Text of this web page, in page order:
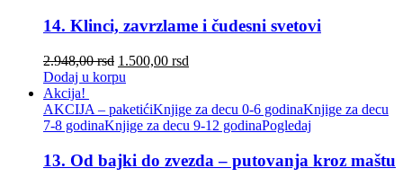
14. Klinci, zavrzlame i čudesni svetovi
2.948,00rsd 1.500,00 rsd
Dodaj u korpu
Akcija!
AKCIJA – paketićiKnjige za decu 0-6 godinaKnjige za decu
7-8 godinaKnjige za decu 9-12 godinaPogledaj
13. Od bajki do zvezda – putovanja kroz maštu